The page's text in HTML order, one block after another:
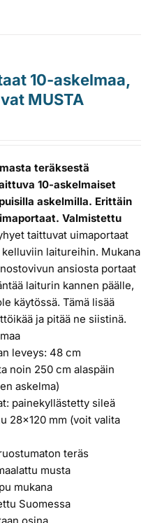
10-askelmaa,
MUSTA
teräksestä
10-askelmaiset
askelmilla. Erittäin
Valmistettu
taittuvat uimaportaat
laitureihin. Mukana
ansiosta portaat
laiturin kannen päälle,
käytössä. Tämä lisää
ja pitää ne siistinä.
leveys: 48 cm
noin 250 cm alaspäin
askelma)
painekyllästetty sileä
28x120 mm (voit valita
teräs
musta
mukana
Suomessa